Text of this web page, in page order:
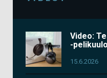
Video:
-
15.6.2026